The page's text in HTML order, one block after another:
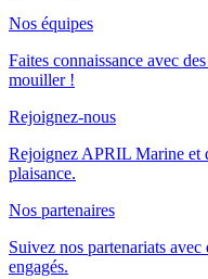
Nos équipes
Faites connaissance avec
mouiller !
Rejoignez-nous
Rejoignez APRIL Marine et
plaisance.
Nos partenaires
Suivez nos partenariats
engagés.